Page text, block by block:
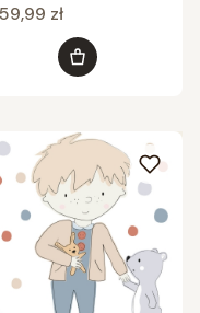
zł
Do koszyka